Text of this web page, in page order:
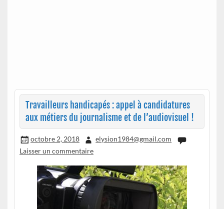
Travailleurs handicapés : appel à candidatures
aux métiers du journalisme et de l’audiovisuel !
octobre 2, 2018
elysion1984@gmail.com
Laisser un commentaire